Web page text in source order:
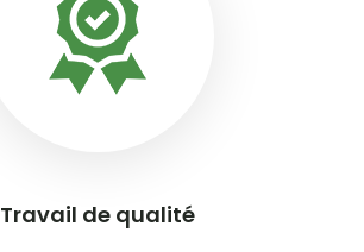
Travail de qualité